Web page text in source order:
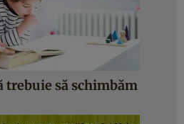
trebuie să schimbăm